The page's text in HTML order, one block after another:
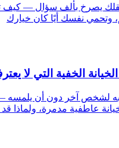
يصرخ بألف سؤال — كيف
وتحمي نفسك أيًا كان خيارك
الخيانة الخفية التي لا
لشخص آخر دون أن يلمسه
عاطفية مدمرة، ولماذا